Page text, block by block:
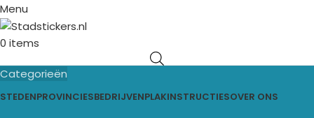
Menu
0 items
Categorieën
STEDENPROVINCIESBEDRIJVENPLAKINSTRUCTIESOVER ONS